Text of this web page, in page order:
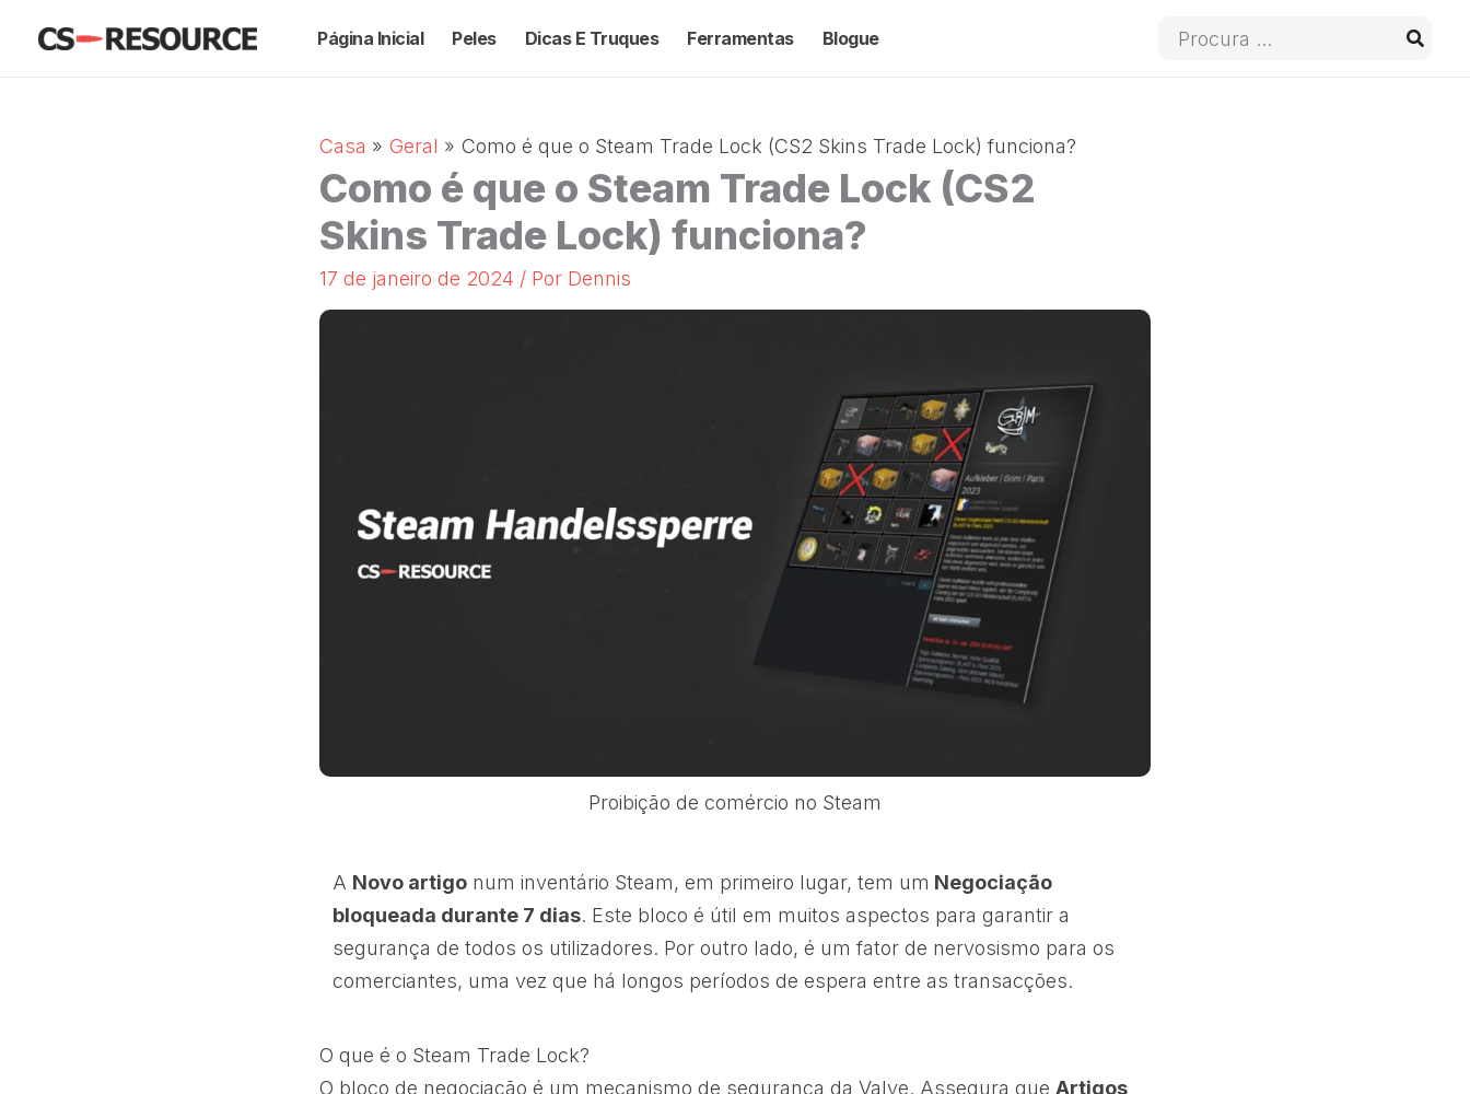
para
Página Inicial Peles Dicas E Truques Ferramentas Blogue
Procura
por:
Casa Geral Como é que o Steam Trade Lock (CS2 Skins Trade Lock) funciona?
Como é que o Steam Trade Lock (CS2
Skins Trade Lock) funciona?
17 de janeiro de 2024 / Por Dennis
Proibição de comércio no Steam
A Novo artigo num inventário Steam, em primeiro lugar, tem um Negociação
bloqueada durante 7 dias. Este bloco é útil em muitos aspectos para garantir a
segurança de todos os utilizadores. Por outro lado, é um fator de nervosismo para os
comerciantes, uma vez que há longos períodos de espera entre as transacções.
O que é o Steam Trade Lock?
O bloco de negociação é um mecanismo de segurança da Valve. Assegura que Artigos